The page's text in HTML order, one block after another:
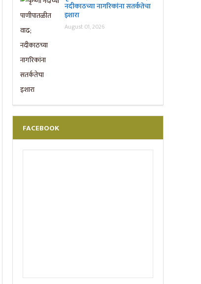
नदीकाठच्या नागरिकांना सतर्कतेचा
इशारा
August 01, 2026
FACEBOOK